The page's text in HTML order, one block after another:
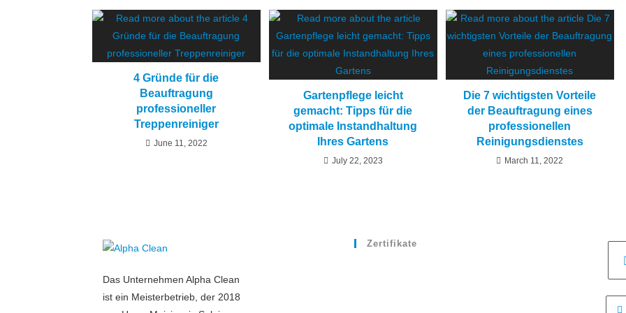
4 Gründe für die
Beauftragung
professioneller
Treppenreiniger
June 11, 2022
Gartenpflege leicht
gemacht: Tipps für die
optimale Instandhaltung
Ihres Gartens
July 22, 2023
Die 7 wichtigsten Vorteile
der Beauftragung eines
professionellen
Reinigungsdienstes
March 11, 2022
Das Unternehmen Alpha Clean
ist ein Meisterbetrieb, der 2018
Zertifikate